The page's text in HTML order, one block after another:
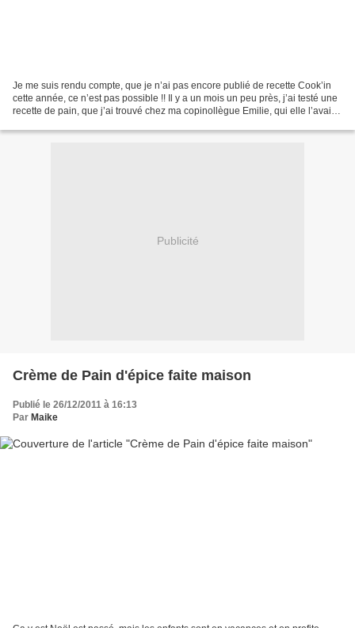
Je me suis rendu compte, que je n’ai pas encore publié de recette Cook’in
cette année, ce n’est pas possible !! Il y a un mois un peu près, j’ai testé une
recette de pain, que j’ai trouvé chez ma copinollègue Emilie, qui elle l’avait
Publicité
Crème de Pain d'épice faite maison
Publié le 26/12/2011 à 16:13
Par Maike